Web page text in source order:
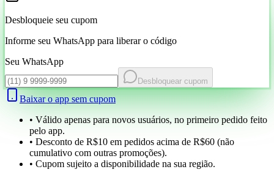
Desbloqueie seu cupom
Informe seu WhatsApp para liberar o código
Seu WhatsApp
Desbloquear cupom
Baixar o app sem cupom
• Válido apenas para novos usuários, no primeiro pedido feito
pelo app.
• Desconto de R$10 em pedidos acima de R$60 (não
cumulativo com outras promoções).
• Cupom sujeito a disponibilidade na sua região.